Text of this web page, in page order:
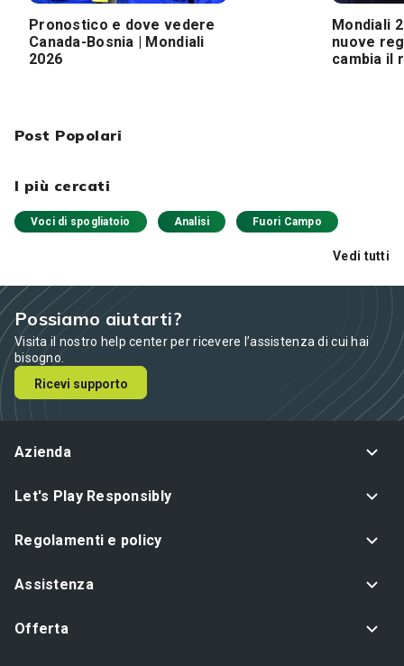
Post Popolari
I più cercati
Voci di spogliatoio Analisi Fuori Campo
Vedi tutti
Pronostico e dove vedere
Canada-Bosnia | Mondiali
2026
Mondiali
nuove
cambia il
Possiamo aiutarti?
Visita il nostro help center per ricevere l’assistenza di cui hai
bisogno.
Ricevi supporto
Azienda
Let's Play Responsibly
Regolamenti e policy
Assistenza
Offerta